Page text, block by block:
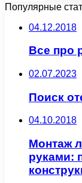
Популярные
04.12.2018
Все про
02.07.2023
Поиск
04.10.2018
Монтаж
руками: